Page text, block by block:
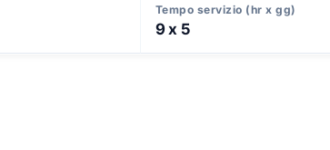
Tempo servizio (hr x gg)
9 x 5